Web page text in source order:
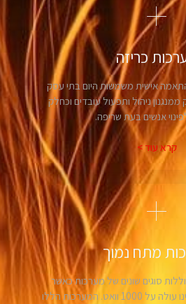
כריזה
אישית משמשות היום בתי עסק
ניהול ותפעול עובדים וכחלק
אנשים בעת שריפה.
קרא עוד >
מתח נמוך
סוגים שונים של מערכות כאשר
צריכת החשמל שלהן אינו עולה על 1000 וואט. המערכות הללו